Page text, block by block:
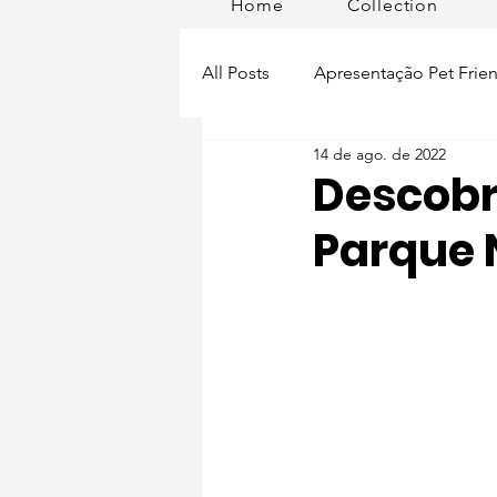
Home Collection
All Posts Apresentação Pet
Pet Passeios Acessórios
Lisboa Distrito Produtos
Parque
14 de ago. de 2022